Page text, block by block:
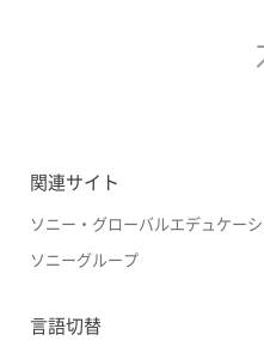
関連サイト
ソニー・グローバルエデュケー
ソニーグループ
言語切替